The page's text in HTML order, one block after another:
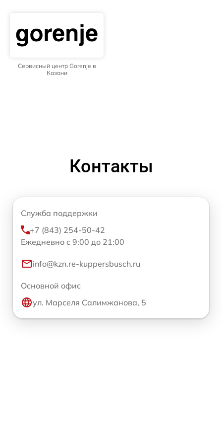
Сервисный центр Gorenje в
Казани
Контакты
Служба поддержки
+7 (843) 254-50-42
Ежедневно с 9:00 до 21:00
info@kzn.re-kuppersbusch.ru
Основной офис
ул. Марселя Салимжанова, 5